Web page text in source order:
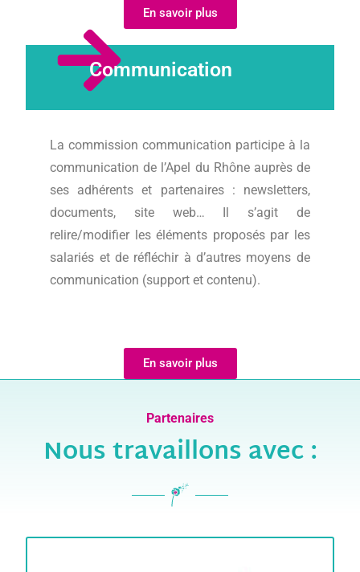
En savoir plus
Communication
La commission communication participe à la
communication de l’Apel du Rhône auprès de
ses adhérents et partenaires : newsletters,
documents, site web… Il s’agit de
relire/modifier les éléments proposés par les
salariés et de réfléchir à d’autres moyens de
communication (support et contenu).
En savoir plus
Partenaires
Nous travaillons avec :